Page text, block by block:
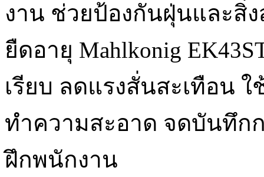
งาน ช่วยป้องกันฝุ่นและสิ่
ยืดอายุ Mahlkonig
เรียบ ลดแรงสั่นสะเทือน
ทำความสะอาด จดบันทึกก
ฝึกพนักงาน